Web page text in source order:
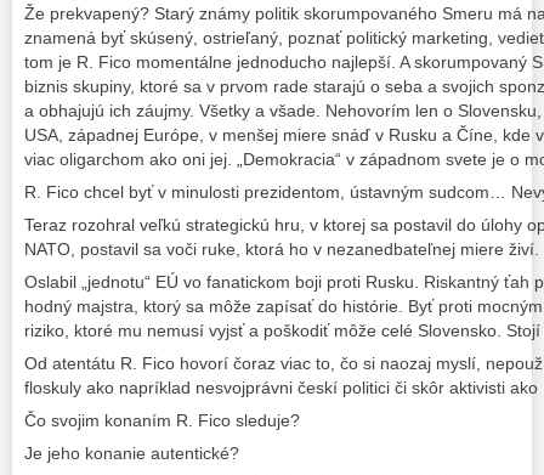
Že prekvapený? Starý známy politik skorumpovaného Smeru má
znamená byť skúsený, ostrieľaný, poznať politický marketing,
tom je R. Fico momentálne jednoducho najlepší. A skorumpovaný
biznis skupiny, ktoré sa v prvom rade starajú o seba a svojich
a obhajujú ich záujmy. Všetky a všade. Nehovorím len o
USA, západnej Európe, v menšej miere snáď v Rusku a Číne, kde
viac oligarchom ako oni jej. „Demokracia“ v západnom svete je o
R. Fico chcel byť v minulosti prezidentom, ústavným sudcom…
Teraz rozohral veľkú strategickú hru, v ktorej sa postavil do úlohy
NATO, postavil sa voči ruke, ktorá ho v nezanedbateľnej miere živí.
Oslabil „jednotu“ EÚ vo fanatickom boji proti Rusku. Riskantný ťah
hodný majstra, ktorý sa môže zapísať do histórie. Byť proti
riziko, ktoré mu nemusí vyjsť a poškodiť môže celé Slovensko.
Od atentátu R. Fico hovorí čoraz viac to, čo si naozaj myslí,
floskuly ako napríklad nesvojprávni českí politici či skôr aktivisti
Čo svojim konaním R. Fico sleduje?
Je jeho konanie autentické?